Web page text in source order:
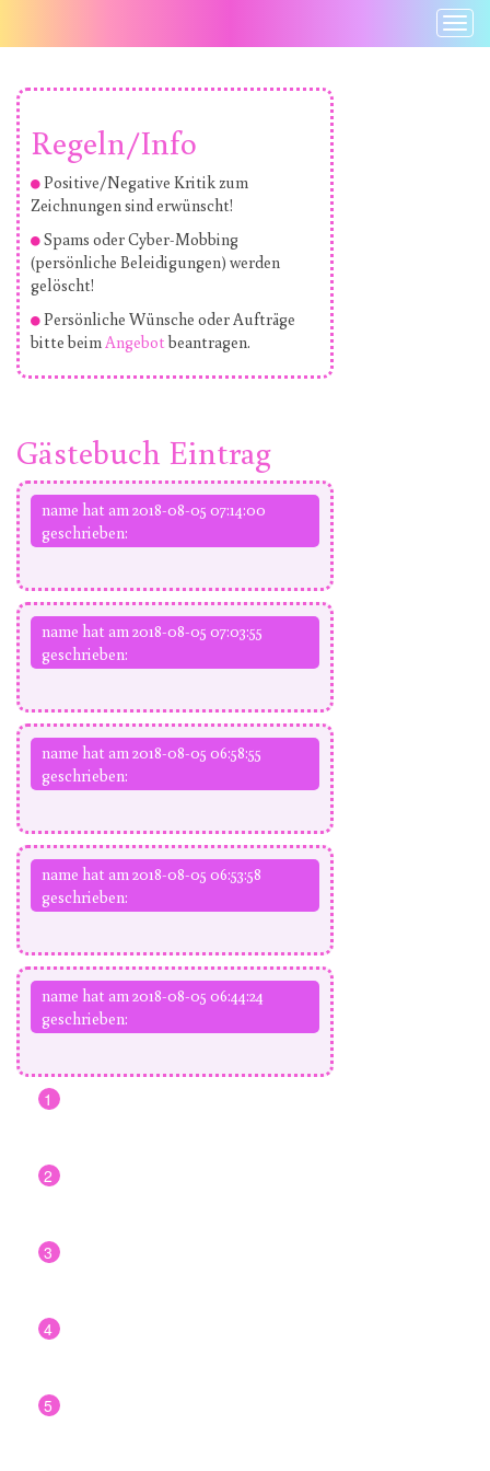
Regeln/Info
Positive/Negative Kritik zum
Zeichnungen sind erwünscht!
Spams oder Cyber-Mobbing
(persönliche Beleidigungen) werden
gelöscht!
Persönliche Wünsche oder Aufträge
bitte beimAngebotbeantragen.
Gästebuch Eintrag
name hat am 2018-08-05 07:14:00
geschrieben:
name hat am 2018-08-05 07:03:55
geschrieben:
name hat am 2018-08-05 06:58:55
geschrieben:
name hat am 2018-08-05 06:53:58
geschrieben:
name hat am 2018-08-05 06:44:24
geschrieben:
1
2
3
4
5